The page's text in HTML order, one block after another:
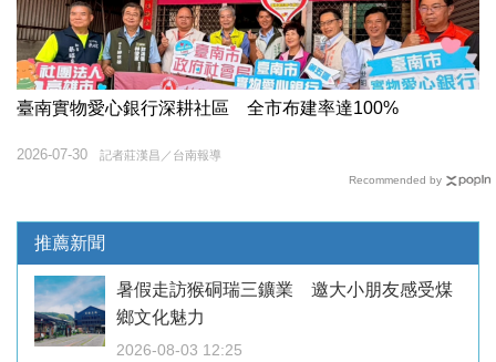
臺南實物愛心銀行深耕社區 全市布建率達100%
記者莊漢昌／台南報導
2026-07-30
Recommended by
推薦新聞
暑假走訪猴硐瑞三鑛業 邀大小朋友感受煤
鄉文化魅力
2026-08-03 12:25